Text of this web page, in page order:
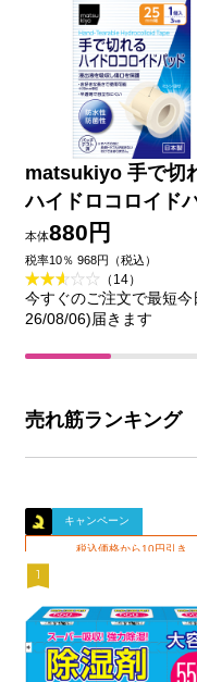
matsukiyo 手で切
ハイドロコロイド
ド ２５ｍｍ×３ｍ巻
本体880円
税率10％ 968円（税込）
（14）
今すぐのご注文で最短今
26/08/06)届きます
売れ筋ランキング
キャンペーン
税込価格から10円引き